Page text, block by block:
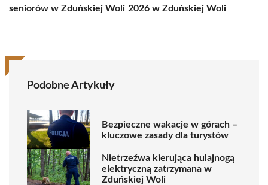
seniorów w Zduńskiej Woli 2026 w Zduńskiej Woli
Podobne Artykuły
Bezpieczne wakacje w górach –
kluczowe zasady dla turystów
Nietrzeźwa kierująca hulajnogą
elektryczną zatrzymana w
Zduńskiej Woli